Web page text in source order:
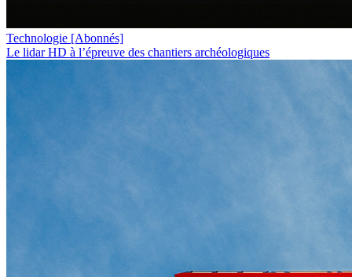
Technologie [Abonnés]
Le lidar HD à l’épreuve des chantiers archéologiques